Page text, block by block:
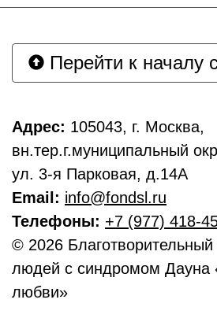
Перейти к началу
Адрес: 105043, г. Москва,
вн.тер.г.муниципальный
ул. 3-я Парковая, д.14А
Email: info@fondsl.ru
Телефоны: +7 (977) 418-
© 2026
людей с синдромом Дауна
любви»